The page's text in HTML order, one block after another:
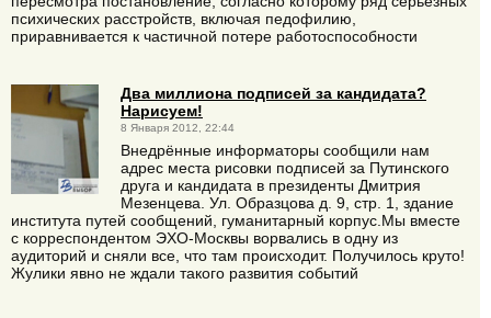
психических расстройств, включая педофилию,
приравнивается к частичной потере работоспособности
Два миллиона подписей за кандидата?
Нарисуем!
8 Января 2012, 22:44
Внедрённые информаторы сообщили нам
адрес места рисовки подписей за Путинского
друга и кандидата в президенты Дмитрия
Мезенцева. Ул. Образцова д. 9, стр. 1, здание
института путей сообщений, гуманитарный корпус.Мы вместе
с корреспондентом ЭХО-Москвы ворвались в одну из
аудиторий и сняли все, что там происходит. Получилось круто!
Жулики явно не ждали такого развития событий